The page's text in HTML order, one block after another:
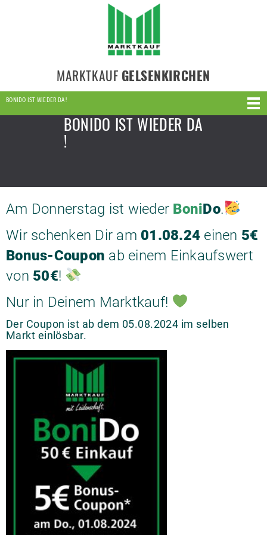
MARKTKAUF GELSENKIRCHEN
BONIDO IST WIEDER DA !
BONIDO IST WIEDER DA
!
Am Donnerstag ist wieder BoniDo.
Wir schenken Dir am 01.08.24 einen 5€
Bonus-Coupon ab einem Einkaufswert
von 50€!
Nur in Deinem Marktkauf!
Der Coupon ist ab dem 05.08.2024 im selben
Markt einlösbar.